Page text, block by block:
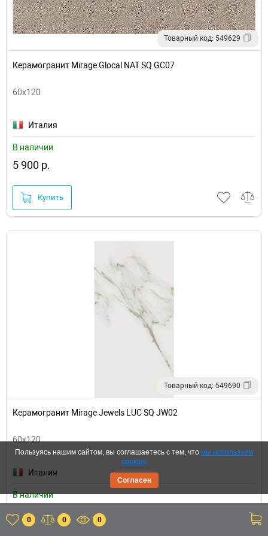
Товарный код: 549629
Керамогранит Mirage Glocal NAT SQ GC07
60x120
Италия
В наличии
5 900 р.
Купить
Товарный код: 549690
Керамогранит Mirage Jewels LUC SQ JW02
60x120
Италия
В наличии
9 080 р.
0 0 0
Пользуясь нашим сайтом, вы соглашаетесь с тем, что мы используем
cookies
Согласен